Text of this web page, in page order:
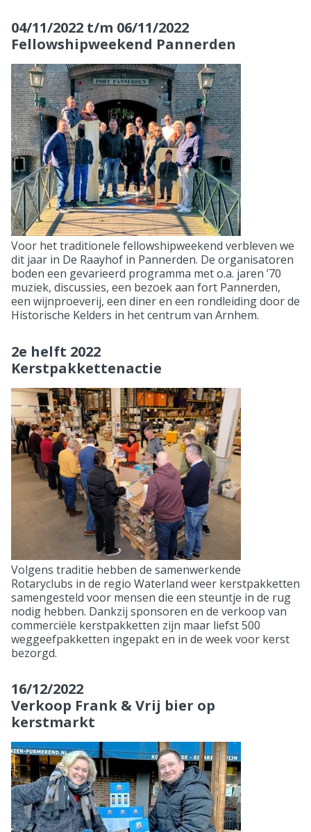
04/11/2022 t/m 06/11/2022
Fellowshipweekend Pannerden
Voor het traditionele fellowshipweekend verbleven we
dit jaar in De Raayhof in Pannerden. De organisatoren
boden een gevarieerd programma met o.a. jaren ’70
muziek, discussies, een bezoek aan fort Pannerden,
een wijnproeverij, een diner en een rondleiding door de
Historische Kelders in het centrum van Arnhem.
2e helft 2022
Kerstpakkettenactie
Volgens traditie hebben de samenwerkende
Rotaryclubs in de regio Waterland weer kerstpakketten
samengesteld voor mensen die een steuntje in de rug
nodig hebben. Dankzij sponsoren en de verkoop van
commerciële kerstpakketten zijn maar liefst 500
weggeefpakketten ingepakt en in de week voor kerst
bezorgd.
16/12/2022
Verkoop Frank & Vrij bier op
kerstmarkt